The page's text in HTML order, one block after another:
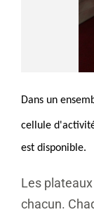
Dans un
cellule
est disponible.
Les
chacun.